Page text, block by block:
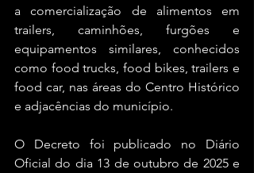
a comercialização de alimentos em
trailers, caminhões, furgões e
equipamentos similares, conhecidos
como food trucks, food bikes, trailers e
food car, nas áreas do Centro Histórico
e adjacências do município.
O Decreto foi publicado no Diário
Oficial do dia 13 de outubro de 2025 e